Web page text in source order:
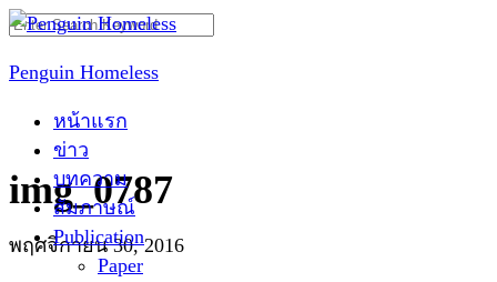
Skip
content
Penguin Homeless
หน้าแรก
ข่าว
บทความ
สัมภาษณ์
Publication
Paper
Search
img_0787
พฤศจิกายน 30, 2016